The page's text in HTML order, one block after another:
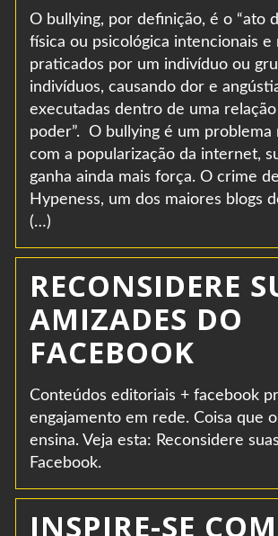
O bullying, por definição, é o “ato
física ou psicológica intencionais e
praticados por um indivíduo ou
indivíduos, causando dor e
executadas dentro de uma
poder”. O bullying é um problema
com a popularização da internet,
ganha ainda mais força. O crime
Hypeness, um dos maiores blogs
(…)
RECONSIDERE
AMIZADES DO
FACEBOOK
Conteúdos editoriais + facebook
engajamento em rede. Coisa que
ensina. Veja esta: Reconsidere
Facebook.
INSPIRE-SE